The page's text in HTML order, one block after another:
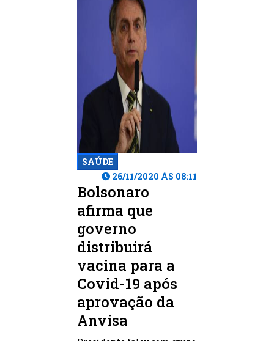
SAÚDE
26/11/2020 ÀS 08:11
Bolsonaro
afirma que
governo
distribuirá
vacina para a
Covid-19 após
aprovação da
Anvisa